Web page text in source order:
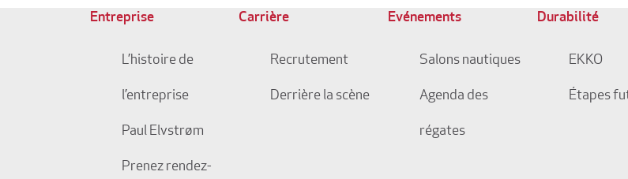
Entreprise
L’histoire de
l’entreprise
Paul Elvstrøm
Prenez rendez-
Carrière
Recrutement
Derrière la scène
Evénements
Salons nautiques
Agenda des
régates
Durabilité
EKKO
Étapes